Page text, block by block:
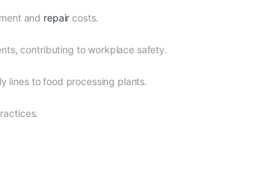
and repair costs.
contributing to workplace safety.
lines to food processing plants.